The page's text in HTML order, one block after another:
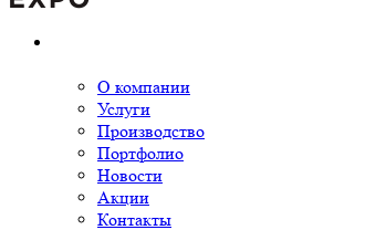
О компании
Услуги
Производство
Портфолио
Новости
Акции
Контакты